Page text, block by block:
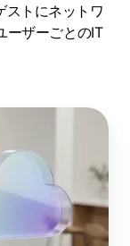
ストにネットワ
ーザーごとのIT